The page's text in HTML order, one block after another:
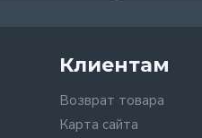
Клиентам
Возврат товара
Карта сайта